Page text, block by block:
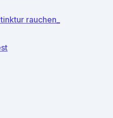
rauchen_